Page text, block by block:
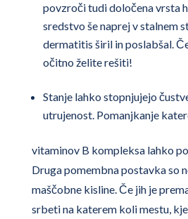
povzroči tudi določena vrsta
sredstvo še naprej v stalnem
dermatitis širil in poslabšal.
očitno želite rešiti!
Stanje lahko stopnjujejo
utrujenost. Pomanjkanje
vitaminov B kompleksa lahko
Druga pomembna postavka so
maščobne kisline. Če jih je
srbeti na katerem koli mestu,